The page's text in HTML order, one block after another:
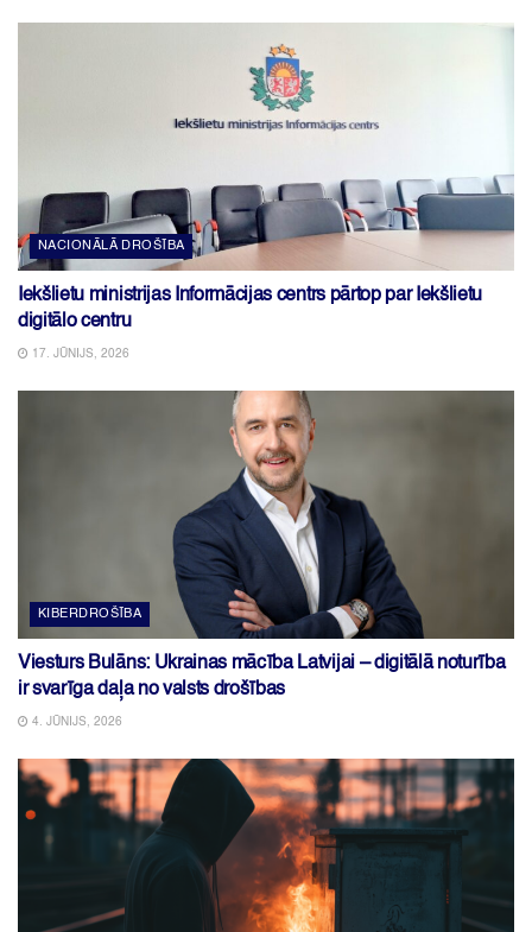
NACIONĀLĀ DROŠĪBA
Iekšlietu ministrijas Informācijas centrs pārtop par Iekšlietu
digitālo centru
17. JŪNIJS, 2026
KIBERDROŠĪBA
Viesturs Bulāns: Ukrainas mācība Latvijai – digitālā noturība
ir svarīga daļa no valsts drošības
4. JŪNIJS, 2026